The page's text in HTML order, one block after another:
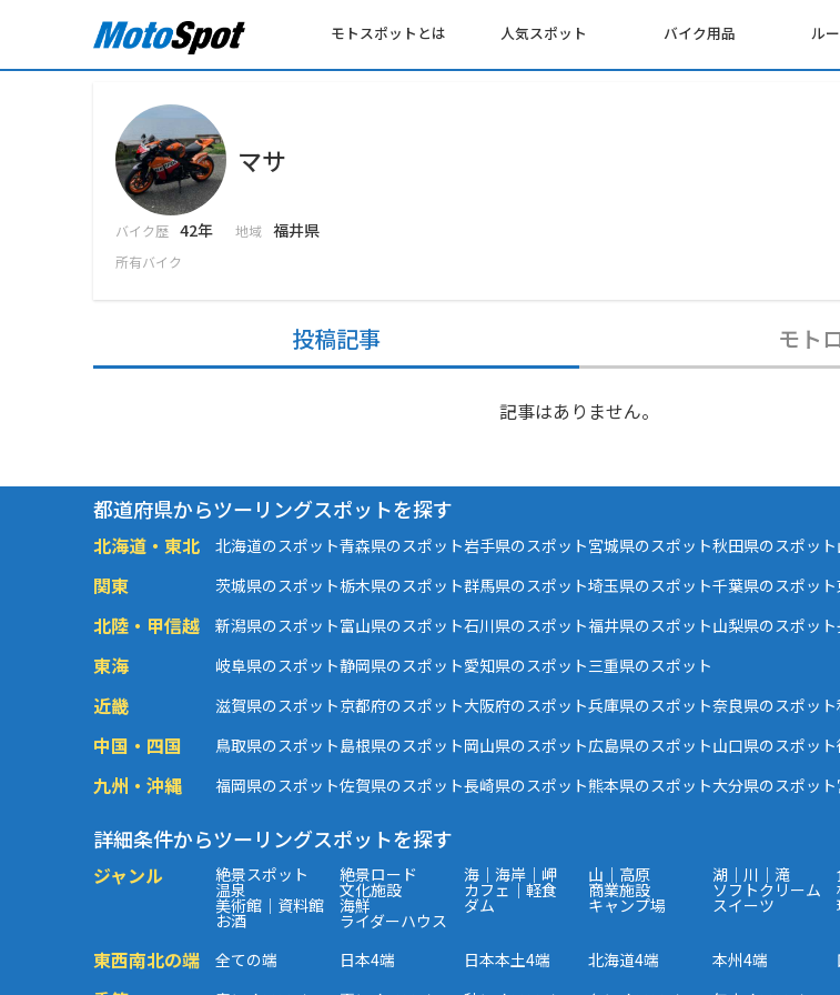
モトスポットとは 人気スポット バイク用品 ル
マサ
バイク歴 42年 地域 福井県
所有バイク
投稿記事 モト
記事はありません。
都道府県からツーリングスポットを探す
北海道・東北 北海道のスポット青森県のスポット岩手県のスポット宮城県のスポット秋田県のスポット
関東 茨城県のスポット栃木県のスポット群馬県のスポット埼玉県のスポット千葉県のスポット
北陸・甲信越 新潟県のスポット富山県のスポット石川県のスポット福井県のスポット山梨県のスポット
東海 岐阜県のスポット静岡県のスポット愛知県のスポット三重県のスポット
近畿 滋賀県のスポット京都府のスポット大阪府のスポット兵庫県のスポット奈良県のスポット
中国・四国 鳥取県のスポット島根県のスポット岡山県のスポット広島県のスポット山口県のスポット
九州・沖縄 福岡県のスポット佐賀県のスポット長崎県のスポット熊本県のスポット大分県のスポット
詳細条件からツーリングスポットを探す
ジャンル 絶景スポット 絶景ロード 海｜海岸｜岬 山｜高原 湖｜川｜滝
温泉 文化施設 カフェ｜軽食 商業施設 ソフトクリーム
美術館｜資料館 海鮮 ダム キャンプ場 スイーツ
お酒 ライダーハウス
東西南北の端 全ての端 日本4端 日本本土4端 北海道4端 本州4端